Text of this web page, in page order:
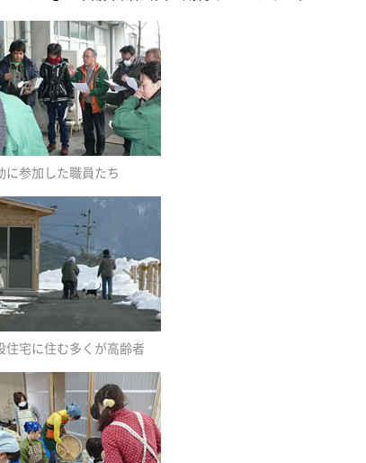
に参加した職員たち
住宅に住む多くが高齢者